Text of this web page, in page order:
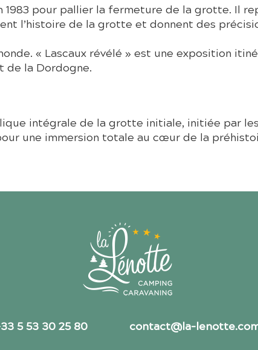
1983 pour pallier la fermeture de la grotte. Il
l’histoire de la grotte et donnent des
« Lascaux révélé » est une exposition
de la Dordogne.
intégrale de la grotte initiale, initiée par
une immersion totale au cœur de la
5 53 30 25 80 contact@la-